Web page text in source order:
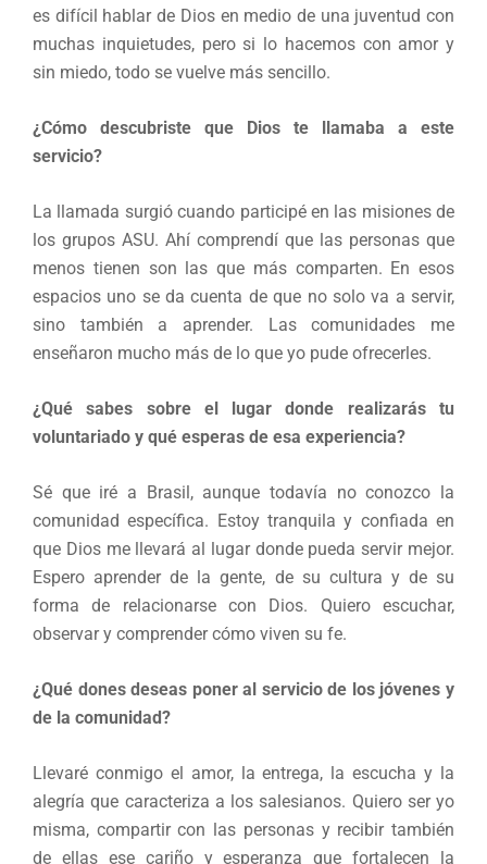
es difícil hablar de Dios en medio de una juventud con
muchas inquietudes, pero si lo hacemos con amor y
sin miedo, todo se vuelve más sencillo.
¿Cómo descubriste que Dios te llamaba a este
servicio?
La llamada surgió cuando participé en las misiones de
los grupos ASU. Ahí comprendí que las personas que
menos tienen son las que más comparten. En esos
espacios uno se da cuenta de que no solo va a servir,
sino también a aprender. Las comunidades me
enseñaron mucho más de lo que yo pude ofrecerles.
¿Qué sabes sobre el lugar donde realizarás tu
voluntariado y qué esperas de esa experiencia?
Sé que iré a Brasil, aunque todavía no conozco la
comunidad específica. Estoy tranquila y confiada en
que Dios me llevará al lugar donde pueda servir mejor.
Espero aprender de la gente, de su cultura y de su
forma de relacionarse con Dios. Quiero escuchar,
observar y comprender cómo viven su fe.
¿Qué dones deseas poner al servicio de los jóvenes y
de la comunidad?
Llevaré conmigo el amor, la entrega, la escucha y la
alegría que caracteriza a los salesianos. Quiero ser yo
misma, compartir con las personas y recibir también
de ellas ese cariño y esperanza que fortalecen la